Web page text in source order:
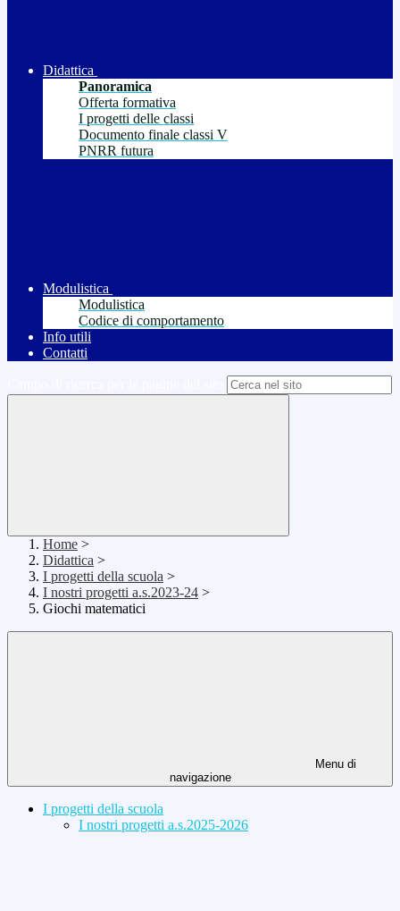
Didattica
Panoramica
Offerta formativa
I progetti delle classi
Documento finale classi V
PNRR futura
Modulistica
Modulistica
Codice di comportamento
Info utili
Contatti
Home >
Didattica >
I progetti della scuola >
I nostri progetti a.s.2023-24 >
Giochi matematici
Menu di
navigazione
I progetti della scuola
I nostri progetti a.s.2025-2026